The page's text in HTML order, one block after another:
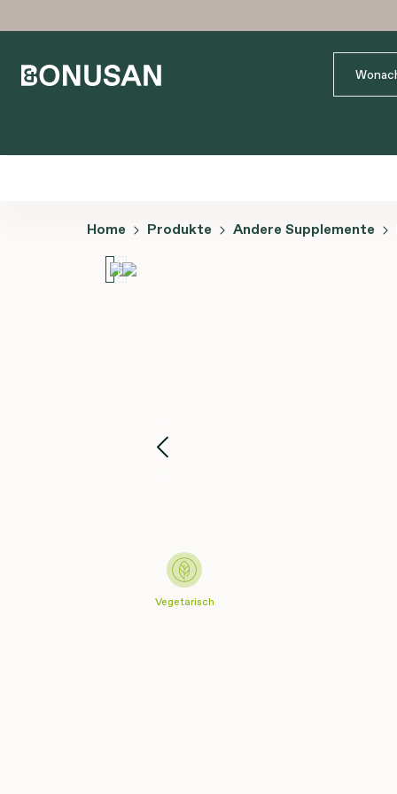
Home Produkte Andere Supplemente
Bildergalerie überspringen
Vegetarisch